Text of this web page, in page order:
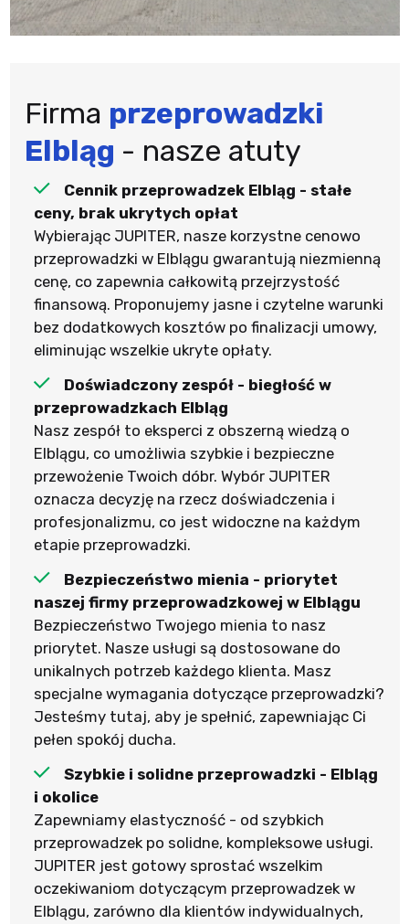
Firma przeprowadzki
Elbląg - nasze atuty
Cennik przeprowadzek Elbląg - stałe
ceny, brak ukrytych opłat
Wybierając JUPITER, nasze korzystne cenowo
przeprowadzki w Elblągu gwarantują niezmienną
cenę, co zapewnia całkowitą przejrzystość
finansową. Proponujemy jasne i czytelne warunki
bez dodatkowych kosztów po finalizacji umowy,
eliminując wszelkie ukryte opłaty.
Doświadczony zespół - biegłość w
przeprowadzkach Elbląg
Nasz zespół to eksperci z obszerną wiedzą o
Elblągu, co umożliwia szybkie i bezpieczne
przewożenie Twoich dóbr. Wybór JUPITER
oznacza decyzję na rzecz doświadczenia i
profesjonalizmu, co jest widoczne na każdym
etapie przeprowadzki.
Bezpieczeństwo mienia - priorytet
naszej firmy przeprowadzkowej w Elblągu
Bezpieczeństwo Twojego mienia to nasz
priorytet. Nasze usługi są dostosowane do
unikalnych potrzeb każdego klienta. Masz
specjalne wymagania dotyczące przeprowadzki?
Jesteśmy tutaj, aby je spełnić, zapewniając Ci
pełen spokój ducha.
Szybkie i solidne przeprowadzki - Elbląg
i okolice
Zapewniamy elastyczność - od szybkich
przeprowadzek po solidne, kompleksowe usługi.
JUPITER jest gotowy sprostać wszelkim
oczekiwaniom dotyczącym przeprowadzek w
Elblągu, zarówno dla klientów indywidualnych,